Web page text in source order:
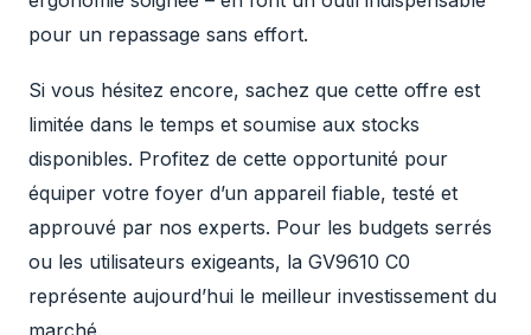
pour un repassage sans effort.
Si vous hésitez encore, sachez que cette offre est
limitée dans le temps et soumise aux stocks
disponibles. Profitez de cette opportunité pour
équiper votre foyer d’un appareil fiable, testé et
approuvé par nos experts. Pour les budgets serrés
ou les utilisateurs exigeants, la GV9610 C0
représente aujourd’hui le meilleur investissement du